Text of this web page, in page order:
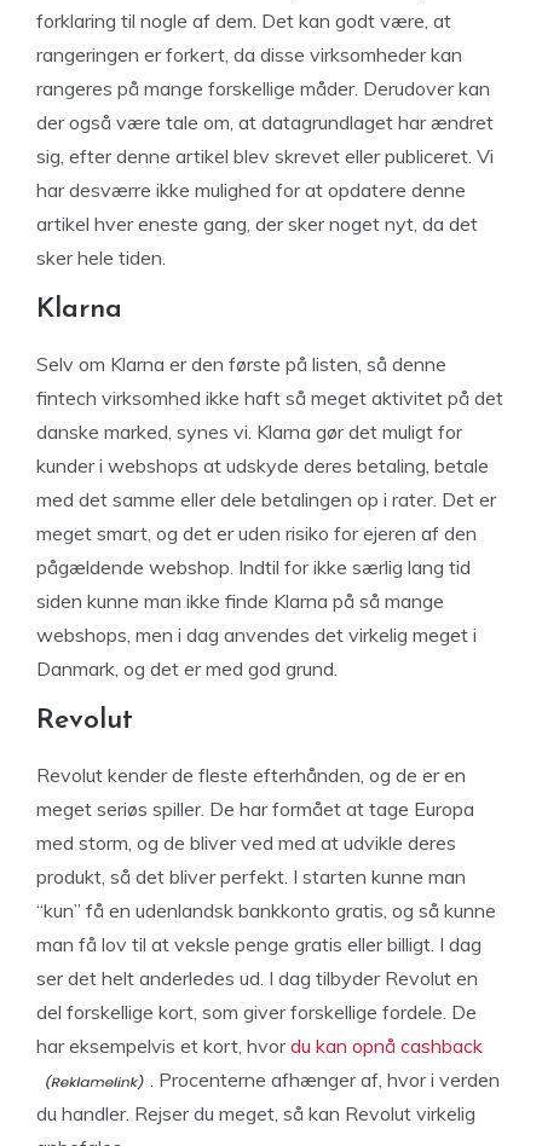
forklaring til nogle af dem. Det kan godt være, at
rangeringen er forkert, da disse virksomheder kan
rangeres på mange forskellige måder. Derudover kan
der også være tale om, at datagrundlaget har ændret
sig, efter denne artikel blev skrevet eller publiceret. Vi
har desværre ikke mulighed for at opdatere denne
artikel hver eneste gang, der sker noget nyt, da det
sker hele tiden.
Klarna
Selv om Klarna er den første på listen, så denne
fintech virksomhed ikke haft så meget aktivitet på det
danske marked, synes vi. Klarna gør det muligt for
kunder i webshops at udskyde deres betaling, betale
med det samme eller dele betalingen op i rater. Det er
meget smart, og det er uden risiko for ejeren af den
pågældende webshop. Indtil for ikke særlig lang tid
siden kunne man ikke finde Klarna på så mange
webshops, men i dag anvendes det virkelig meget i
Danmark, og det er med god grund.
Revolut
Revolut kender de fleste efterhånden, og de er en
meget seriøs spiller. De har formået at tage Europa
med storm, og de bliver ved med at udvikle deres
produkt, så det bliver perfekt. I starten kunne man
“kun” få en udenlandsk bankkonto gratis, og så kunne
man få lov til at veksle penge gratis eller billigt. I dag
ser det helt anderledes ud. I dag tilbyder Revolut en
del forskellige kort, som giver forskellige fordele. De
har eksempelvis et kort, hvordu kan opnå cashback
. Procenterne afhænger af, hvor i verden
du handler. Rejser du meget, så kan Revolut virkelig